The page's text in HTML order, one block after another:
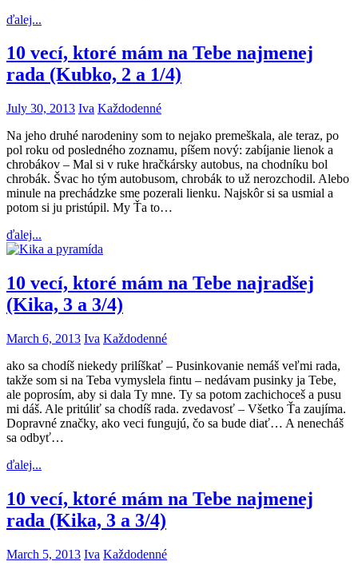
ďalej...
10 vecí, ktoré mám na Tebe najmenej
rada (Kubko, 2 a 1/4)
July 30, 2013 Iva Každodenné
Na jeho druhé narodeniny som to nejako premeškala, ale teraz, po
pol roku od posledného zoznamu, píšem nový: zabíjanie lienok a
chrobákov – Mal si v ruke hračkársky autobus, na chodníku bol
chrobák. Švac ho tým autobusom, chrobák to už nerozchodil. Alebo
minule na prechádzke sme pozerali lienku. Najskôr si sa usmial a
potom si ju pristúpil. My Ťa to…
ďalej...
10 vecí, ktoré mám na Tebe najradšej
(Kika, 3 a 3/4)
March 6, 2013 Iva Každodenné
ako sa chodíš niekedy prilíškať – Pusinkovanie nemáš veľmi rada,
takže som si na Teba vymyslela fintu – nedávam pusinky ja Tebe,
ale poprosím, aby si dala Ty mne. Ty sa potom zachichoceš a pusu
mi dáš. Ale pritúliť sa chodíš rada. zvedavosť – Všetko Ťa zaujíma.
Dopravné značky, ako veci fungujú, čo sa bude diať… A nenecháš
sa odbyť…
ďalej...
10 vecí, ktoré mám na Tebe najmenej
rada (Kika, 3 a 3/4)
March 5, 2013 Iva Každodenné